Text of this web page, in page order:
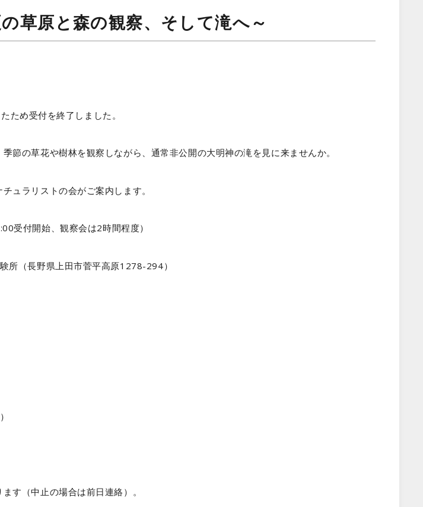
草原と森の観察、そして滝へ～
ため受付を終了しました。
節の草花や樹林を観察しながら、通常非公開の大明神の滝を見に来ませんか。
ュラリストの会がご案内します。
受付開始、観察会は2時間程度）
所（長野県上田市菅平高原1278-294）
す（中止の場合は前日連絡）。